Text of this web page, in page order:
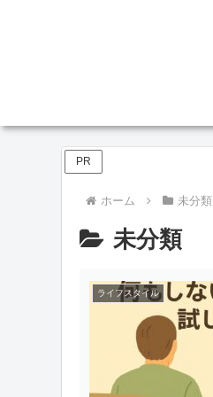
PR
ホーム 未分類
未分類
ライフスタイル